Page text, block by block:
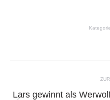
Lars gewinnt als